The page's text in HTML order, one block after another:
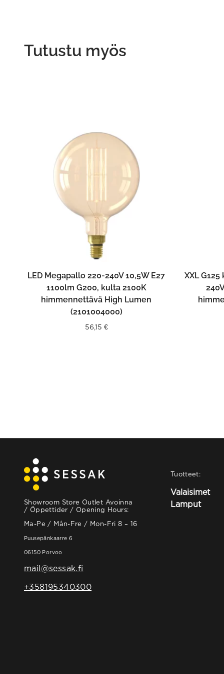
Tutustu myös
LISÄÄ OSTOSKORIIN
LED Megapallo 220-240V 10,5W E27
1100lm G200, kulta 2100K
himmennettävä High Lumen
(2101004000)
56,15 €
XXL
Showroom Store Outlet Avoinna
/ Öppettider / Opening Hours:
Ma-Pe / Mån-Fre / Mon-Fri 8 – 16
Puusepänkaarre 6
06150 Porvoo
mail@sessak.fi
+358195340300
Tuotteet:
Valaisimet
Lamput